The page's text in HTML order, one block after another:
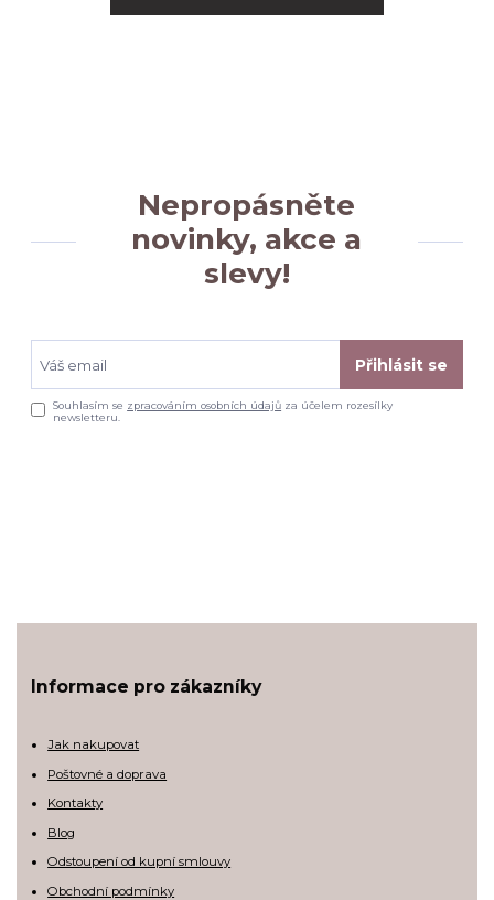
Nepropásněte
novinky, akce a
slevy!
Přihlásit se
Souhlasím se zpracováním osobních údajů za účelem rozesílky
newsletteru.
Informace pro zákazníky
Jak nakupovat
Poštovné a doprava
Kontakty
Blog
Odstoupení od kupní smlouvy
Obchodní podmínky